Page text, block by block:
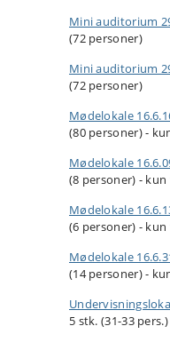
Mini auditorium
(72 personer)
Mini auditorium
(72 personer)
Mødelokale
(80 personer) -
Mødelokale
(8 personer) -
Mødelokale
(6 personer) -
Mødelokale
(14 personer) -
5 stk. (31-33 pers.)